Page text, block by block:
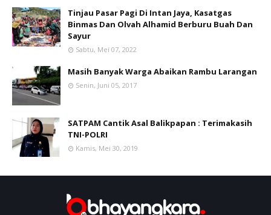
Tinjau Pasar Pagi Di Intan Jaya, Kasatgas
Binmas Dan Olvah Alhamid Berburu Buah Dan
Sayur
Sabtu, Mei 07, 2022
Masih Banyak Warga Abaikan Rambu Larangan
Senin, Juni 05, 2017
SATPAM Cantik Asal Balikpapan : Terimakasih
TNI-POLRI
Kamis, Mei 30, 2019